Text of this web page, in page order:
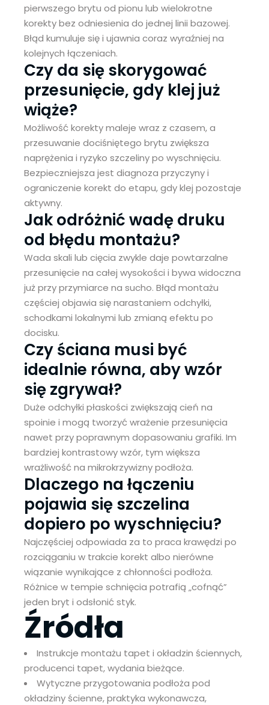
pierwszego brytu od pionu lub wielokrotne
korekty bez odniesienia do jednej linii bazowej.
Błąd kumuluje się i ujawnia coraz wyraźniej na
kolejnych łączeniach.
Czy da się skorygować
przesunięcie, gdy klej już
wiąże?
Możliwość korekty maleje wraz z czasem, a
przesuwanie dociśniętego brytu zwiększa
naprężenia i ryzyko szczeliny po wyschnięciu.
Bezpieczniejsza jest diagnoza przyczyny i
ograniczenie korekt do etapu, gdy klej pozostaje
aktywny.
Jak odróżnić wadę druku
od błędu montażu?
Wada skali lub cięcia zwykle daje powtarzalne
przesunięcie na całej wysokości i bywa widoczna
już przy przymiarce na sucho. Błąd montażu
częściej objawia się narastaniem odchyłki,
schodkami lokalnymi lub zmianą efektu po
docisku.
Czy ściana musi być
idealnie równa, aby wzór
się zgrywał?
Duże odchyłki płaskości zwiększają cień na
spoinie i mogą tworzyć wrażenie przesunięcia
nawet przy poprawnym dopasowaniu grafiki. Im
bardziej kontrastowy wzór, tym większa
wrażliwość na mikrokrzywizny podłoża.
Dlaczego na łączeniu
pojawia się szczelina
dopiero po wyschnięciu?
Najczęściej odpowiada za to praca krawędzi po
rozciąganiu w trakcie korekt albo nierówne
wiązanie wynikające z chłonności podłoża.
Różnice w tempie schnięcia potrafią „cofnąć”
jeden bryt i odsłonić styk.
Źródła
Instrukcje montażu tapet i okładzin ściennych,
producenci tapet, wydania bieżące.
Wytyczne przygotowania podłoża pod
okładziny ścienne, praktyka wykonawcza,